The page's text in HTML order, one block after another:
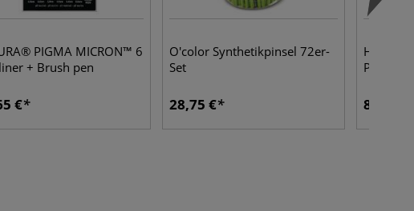
PIGMA MICRON™ 6
+ Brush pen
€
O'color Synthetikpinsel 72er-
Set
28,75 €
HERBIN
8,58 €